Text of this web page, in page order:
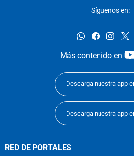
Síguenos en:
whatsappfacebook
Más contenido en
Descarga nuestra app
Descarga nuestra app
RED DE PORTALES